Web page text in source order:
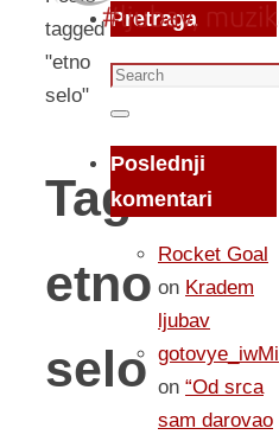
tagged
"etno
selo"
Tag:
etno
selo
Pretraga
Search
for:
Search
Poslednji
komentari
Rocket Goal
on Kradem
ljubav
gotovye_iwMi
on “Od srca
sam darovao